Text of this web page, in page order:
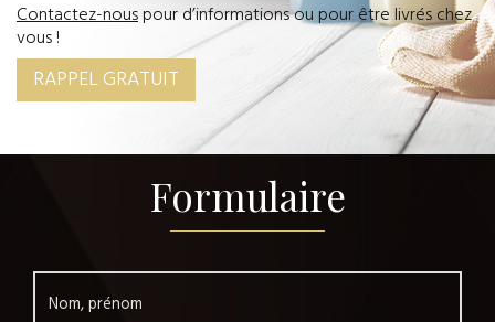
Contactez-nouspour d’informations ou pour être livrés chez
vous !
RAPPEL GRATUIT
Formulaire
Nom, prénom